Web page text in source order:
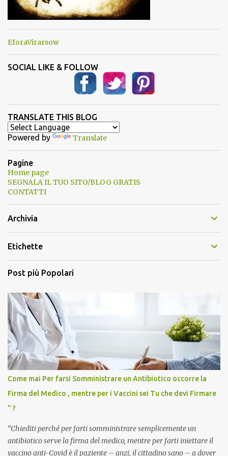
EforaVirarsow
SOCIAL LIKE & FOLLOW
TRANSLATE THIS BLOG
Powered by Translate
Pagine
Home page
SEGNALA IL TUO SITO/BLOG GRATIS
CONTATTI
Archivia
Etichette
Post più Popolari
Come mai Per farsi Somministrare un Antibiotico occorre la
Firma del Medico , mentre per i Vaccini sei Tu che devi Firmare
” ?
“Chiediti perché per farti somministrare semplicemente un
antibiotico serve la firma del medico, mentre per farti iniettare il
vaccino anti-Covid è il paziente – anzi, il cittadino sano – a dover